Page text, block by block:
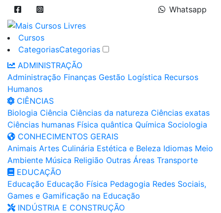
Whatsapp
Cursos
CategoriasCategorias
ADMINISTRAÇÃO
Administração Finanças Gestão Logística Recursos
Humanos
CIÊNCIAS
Biologia Ciência Ciências da natureza Ciências exatas
Ciências humanas Física quântica Química Sociologia
CONHECIMENTOS GERAIS
Animais Artes Culinária Estética e Beleza Idiomas Meio
Ambiente Música Religião Outras Áreas Transporte
EDUCAÇÃO
Educação Educação Física Pedagogia Redes Sociais,
Games e Gamificação na Educação
INDÚSTRIA E CONSTRUÇÃO